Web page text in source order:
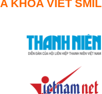
KHOA VIET